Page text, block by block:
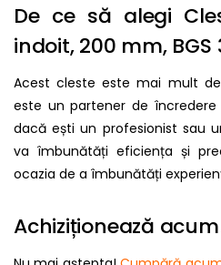
De ce să alegi
indoit, 200 mm, BGS
Acest cleste este mai mult
este un partener de
dacă ești un profesionist sau
va îmbunătăți eficiența și
ocazia de a îmbunătăți
Achiziționează